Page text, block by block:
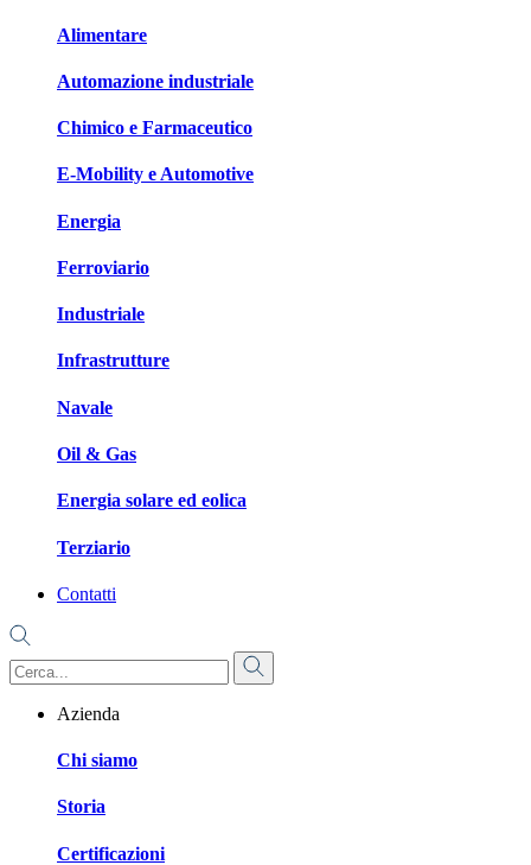
Alimentare
Automazione industriale
Chimico e Farmaceutico
E-Mobility e Automotive
Energia
Ferroviario
Industriale
Infrastrutture
Navale
Oil & Gas
Energia solare ed eolica
Terziario
Contatti
Azienda
Chi siamo
Storia
Certificazioni